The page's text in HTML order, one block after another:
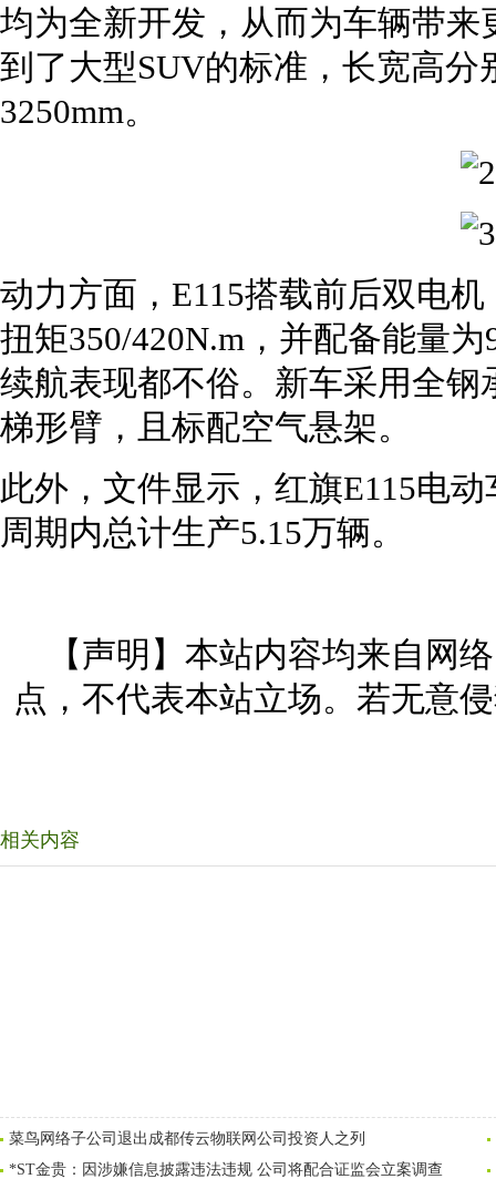
均为全新开发，从而为车辆带
到了大型SUV的标准，长宽高分
3250mm。
动力方面，E115搭载前后双电
扭矩350/420N.m，并配备能量
续航表现都不俗。新车采用全
梯形臂，且标配空气悬架。
此外，文件显示，红旗E115电
周期内总计生产5.15万辆。
【声明】本站内容均来自网
点，不代表本站立场。若无意
相关内容
菜鸟网络子公司退出成都传云物联网公司投资人之列
*ST金贵：因涉嫌信息披露违法违规 公司将配合证监会立案调查